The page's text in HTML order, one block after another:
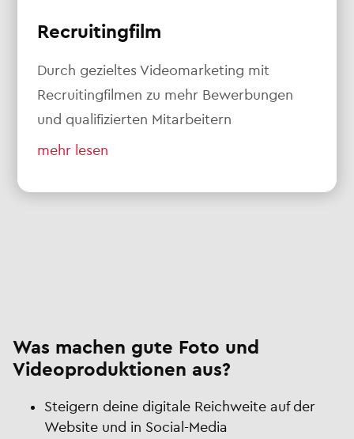
Recruitingfilm
Durch gezieltes Videomarketing mit
Recruitingfilmen zu mehr Bewerbungen
und qualifizierten Mitarbeitern
mehr lesen
Was machen gute Foto und
Videoproduktionen aus?
Steigern deine digitale Reichweite auf der
Website und in Social-Media